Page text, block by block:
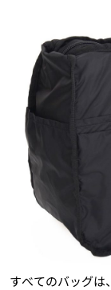
すべてのバッグは